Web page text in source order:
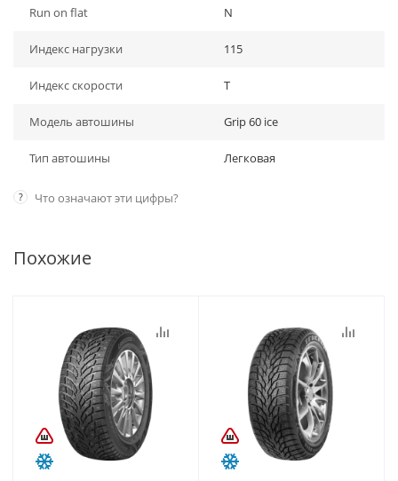
Run on flat N
Индекс нагрузки 115
Индекс скорости T
Модель автошины Grip 60 ice
Тип автошины Легковая
? Что означают эти цифры?
Похожие